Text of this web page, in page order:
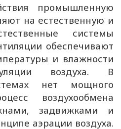
промышленную
на естественную и
системы
обеспечивают
и влажности
воздуха. В
нет мощного
воздухообмена
задвижками и
аэрации воздуха.